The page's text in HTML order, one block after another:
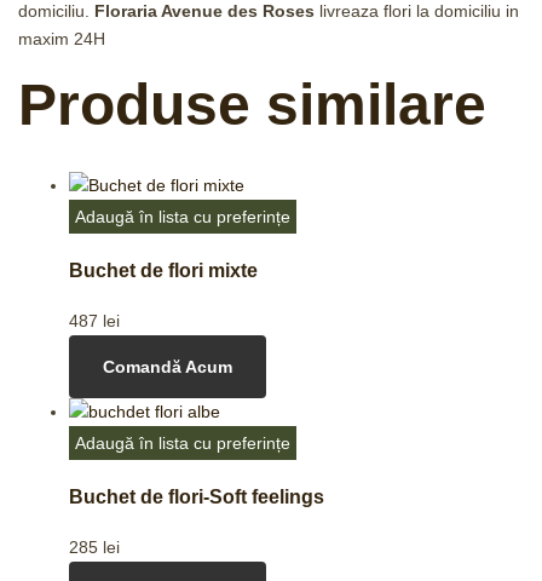
domiciliu. Floraria Avenue des Roses livreaza flori la domiciliu in
maxim 24H
Produse similare
Adaugă în lista cu preferințe
Buchet de flori mixte
487 lei
Comandă Acum
Adaugă în lista cu preferințe
Buchet de flori-Soft feelings
285 lei